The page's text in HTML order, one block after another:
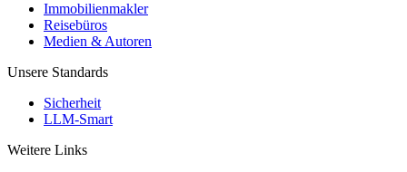
Immobilienmakler
Reisebüros
Medien & Autoren
Unsere Standards
Sicherheit
LLM-Smart
Weitere Links